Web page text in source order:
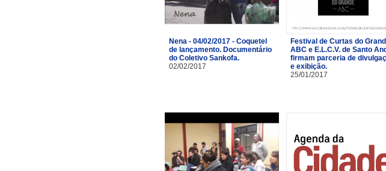
Nena - 04/02/2017 - Coquetel
de lançamento. Documentário
do Coletivo Sankofa.
02/02/2017
Festival de Curtas do
ABC e E.L.C.V. de Santo
firmam parceria de
e exibição.
25/01/2017